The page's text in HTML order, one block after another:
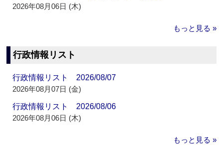
2026年08月06日 (木)
もっと見る »
行政情報リスト
行政情報リスト 2026/08/07
2026年08月07日 (金)
行政情報リスト 2026/08/06
2026年08月06日 (木)
もっと見る »